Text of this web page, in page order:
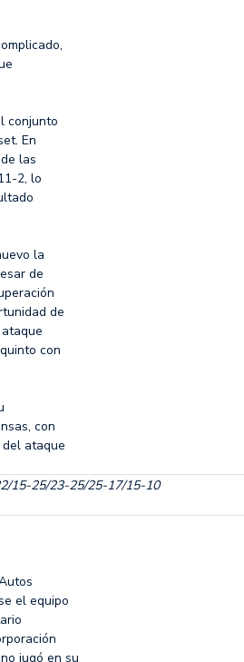
conjunto
En
las
2, lo
la
de
de
con
con
ataque
15-25/23-25/25-17/15-10
el equipo
jugó en su